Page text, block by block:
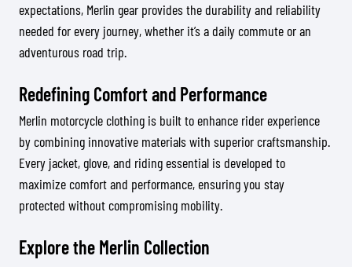
expectations, Merlin gear provides the durability and reliability
needed for every journey, whether it’s a daily commute or an
adventurous road trip.
Redefining Comfort and Performance
Merlin motorcycle clothing is built to enhance rider experience
by combining innovative materials with superior craftsmanship.
Every jacket, glove, and riding essential is developed to
maximize comfort and performance, ensuring you stay
protected without compromising mobility.
Explore the Merlin Collection